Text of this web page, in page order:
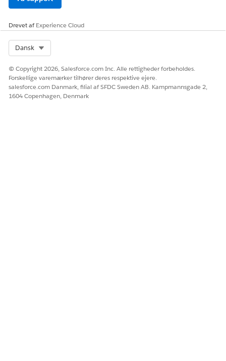
LØSTE DENNE ARTIKEL DIT PROBLEM?
Drevet afExperience Cloud
Dansk
© Copyright 2026, Salesforce.com Inc. Alle rettigheder forbeholdes.
Forskellige varemærker tilhører deres respektive ejere.
salesforce.com Danmark, filial af SFDC Sweden AB. Kampmannsgade 2,
1604 Copenhagen, Denmark